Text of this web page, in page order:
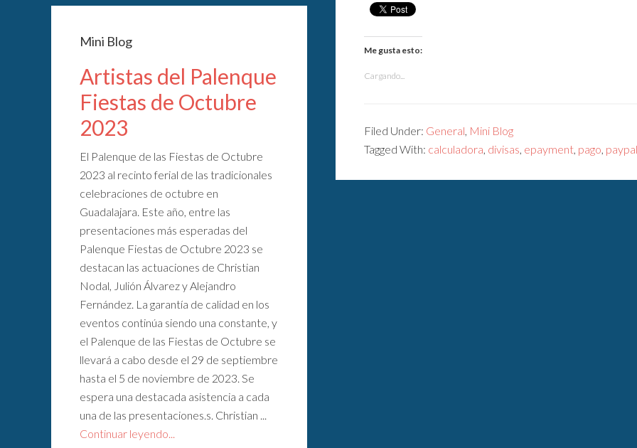
Me gusta esto:
Cargando...
Filed Under: General, Mini Blog
Tagged With: calculadora, divisas, epayment, pago, paypal
Mini Blog
Artistas del Palenque
Fiestas de Octubre
2023
El Palenque de las Fiestas de Octubre
2023 al recinto ferial de las tradicionales
celebraciones de octubre en
Guadalajara. Este año, entre las
presentaciones más esperadas del
Palenque Fiestas de Octubre 2023 se
destacan las actuaciones de Christian
Nodal, Julión Álvarez y Alejandro
Fernández. La garantía de calidad en los
eventos continúa siendo una constante, y
el Palenque de las Fiestas de Octubre se
llevará a cabo desde el 29 de septiembre
hasta el 5 de noviembre de 2023. Se
espera una destacada asistencia a cada
una de las presentaciones.s. Christian ...
Continuar leyendo...